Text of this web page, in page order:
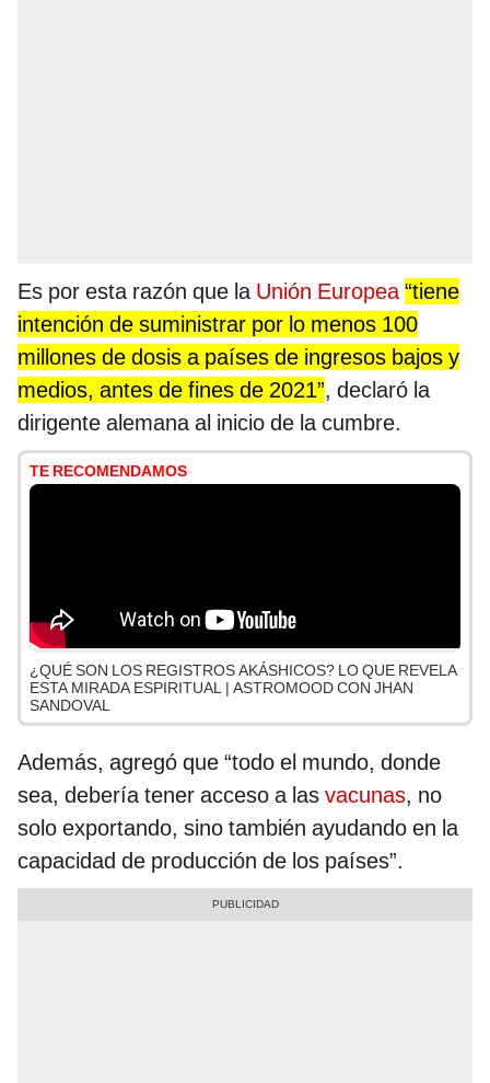
Es por esta razón que la Unión Europea “tiene
intención de suministrar por lo menos 100
millones de dosis a países de ingresos bajos y
medios, antes de fines de 2021”, declaró la
dirigente alemana al inicio de la cumbre.
TE RECOMENDAMOS
¿QUÉ SON LOS REGISTROS AKÁSHICOS? LO QUE REVELA
ESTA MIRADA ESPIRITUAL | ASTROMOOD CON JHAN
SANDOVAL
Además, agregó que “todo el mundo, donde
sea, debería tener acceso a las vacunas, no
solo exportando, sino también ayudando en la
capacidad de producción de los países”.